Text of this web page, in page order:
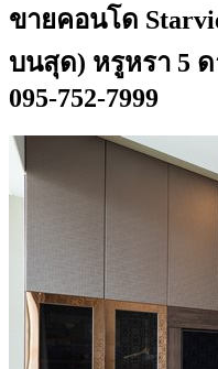
ขายคอนโด
บนสุด) หรูหรา 5
095-752-7999